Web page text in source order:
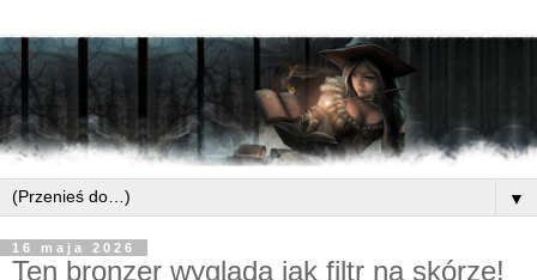
▼
16 maja 2026
Ten bronzer wygląda jak filtr na skórze!